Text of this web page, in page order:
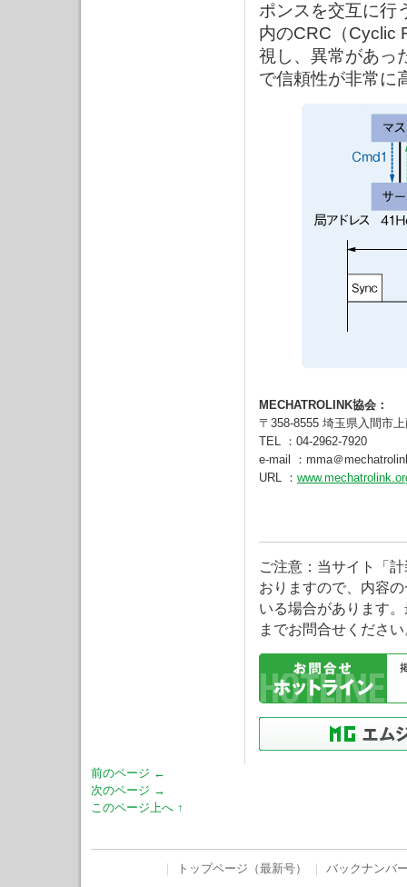
ポンスを交互に行
内のCRC（Cyclic
視し、異常があっ
で信頼性が非常に
MECHATROLINK協会：
〒358-8555 埼玉県入間市
TEL ：04-2962-7920
e-mail ：mma＠
URL ：
ご注意：当サイト「
おりますので、内容
いる場合があります
までお問合せくださ
前のページ ←
次のページ →
このページ上へ ↑
トップページ（最新号） バックナンバ